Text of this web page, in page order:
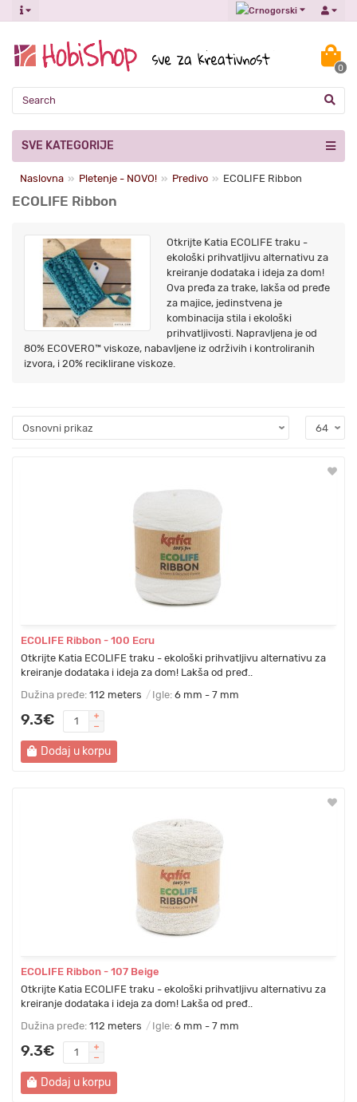
0
SVE KATEGORIJE
Naslovna Pletenje - NOVO! Predivo ECOLIFE Ribbon
ECOLIFE Ribbon
Otkrijte Katia ECOLIFE traku -
ekološki prihvatljivu alternativu za
kreiranje dodataka i ideja za dom!
Ova pređa za trake, lakša od pređe
za majice, jedinstvena je
kombinacija stila i ekološki
prihvatljivosti. Napravljena je od
80% ECOVERO™ viskoze, nabavljene iz održivih i kontroliranih
izvora, i 20% reciklirane viskoze.
ECOLIFE Ribbon - 100 Ecru
Otkrijte Katia ECOLIFE traku - ekološki prihvatljivu alternativu za
kreiranje dodataka i ideja za dom! Lakša od pređ..
Dužina pređe: 112 meters Igle: 6 mm - 7 mm
9.3€
Dodaj u korpu
ECOLIFE Ribbon - 107 Beige
Otkrijte Katia ECOLIFE traku - ekološki prihvatljivu alternativu za
kreiranje dodataka i ideja za dom! Lakša od pređ..
Dužina pređe: 112 meters Igle: 6 mm - 7 mm
9.3€
Dodaj u korpu